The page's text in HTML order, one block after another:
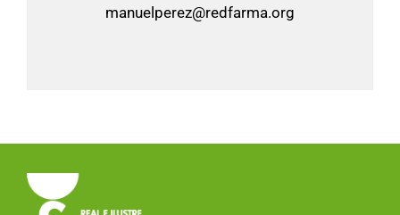
manuelperez@redfarma.org